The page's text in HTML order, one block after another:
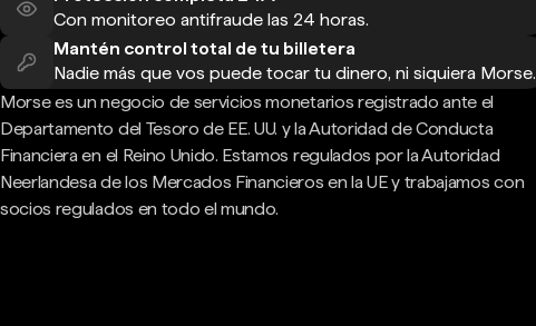
Con monitoreo antifraude las 24 horas.
Mantén control total de tu billetera
Nadie más que vos puede tocar tu dinero, ni siquiera Morse.
Morse es un negocio de servicios monetarios registrado ante el
Departamento del Tesoro de EE. UU. y la Autoridad de Conducta
Financiera en el Reino Unido. Estamos regulados por la Autoridad
Neerlandesa de los Mercados Financieros en la UE y trabajamos con
socios regulados en todo el mundo.